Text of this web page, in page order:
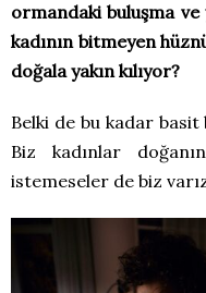
ormandaki buluşma
kadının bitmeyen
doğala yakın kılıyor?
Belki de bu kadar
Biz kadınlar
istemeseler de biz